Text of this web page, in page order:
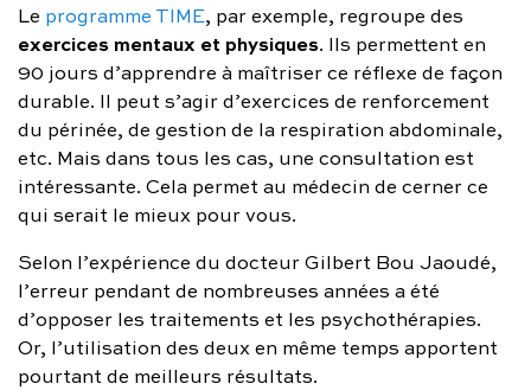
Le programme TIME, par exemple, regroupe des
exercices mentaux et physiques. Ils permettent en
90 jours d’apprendre à maîtriser ce réflexe de façon
durable. Il peut s’agir d’exercices de renforcement
du périnée, de gestion de la respiration abdominale,
etc. Mais dans tous les cas, une consultation est
intéressante. Cela permet au médecin de cerner ce
qui serait le mieux pour vous.
Selon l’expérience du docteur Gilbert Bou Jaoudé,
l’erreur pendant de nombreuses années a été
d’opposer les traitements et les psychothérapies.
Or, l’utilisation des deux en même temps apportent
pourtant de meilleurs résultats.